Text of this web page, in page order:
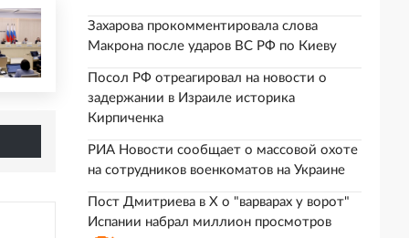
Захарова прокомментировала слова
Макрона после ударов ВС РФ по Киеву
Посол РФ отреагировал на новости о
задержании в Израиле историка
Кирпиченка
РИА Новости сообщает о массовой охоте
на сотрудников военкоматов на Украине
Пост Дмитриева в X о "варварах у ворот"
Испании набрал миллион просмотров